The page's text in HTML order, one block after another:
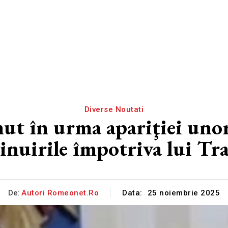
Diverse Noutati
în urma apariţiei
împotriva lui
De: Autori Romeonet.ro Data: 25 noiembrie 2025